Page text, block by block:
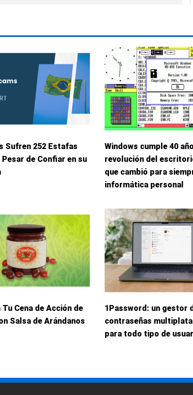
Sufren 252 Estafas
Pesar de Confiar en su
Windows cumple 40
revolución del
que cambió para
informática personal
Tu Cena de Acción de
Salsa de Arándanos
1Password: un gestor
contraseñas
para todo tipo de